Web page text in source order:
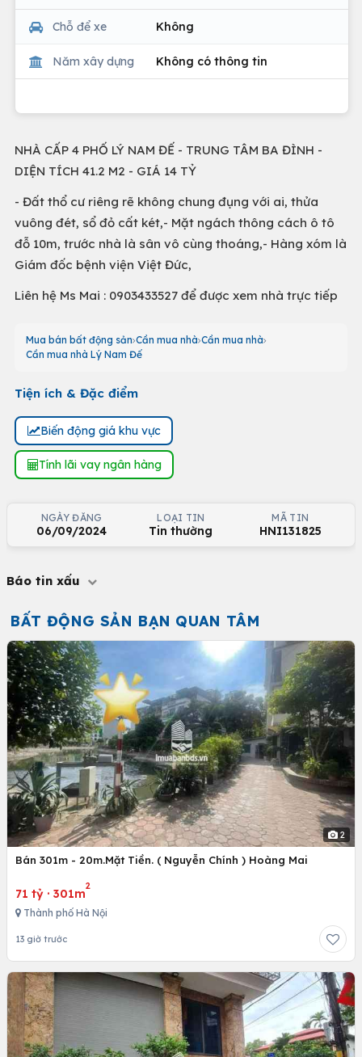
Chỗ để xe Không
Năm xây dựng Không có thông tin
NHÀ CẤP 4 PHỐ LÝ NAM ĐẾ - TRUNG TÂM BA ĐÌNH -
DIỆN TÍCH 41.2 M2 - GIÁ 14 TỶ
- Đất thổ cư riêng rẽ không chung đụng với ai, thửa
vuông đét, sổ đỏ cất két,- Mặt ngách thông cách ô tô
đỗ 10m, trước nhà là sân vô cùng thoáng,- Hàng xóm là
Giám đốc bệnh viện Việt Đức,
Liên hệ Ms Mai : 0903433527 để được xem nhà trực tiếp
Mua bán bất động sản Cần mua nhà Cần mua nhà
Cần mua nhà Lý Nam Đế
Tiện ích & Đặc điểm
Biến động giá khu vực
Tính lãi vay ngân hàng
NGÀY ĐĂNG
06/09/2024
LOẠI TIN
Tin thường
MÃ TIN
HNI131825
Báo tin xấu
BẤT ĐỘNG SẢN BẠN QUAN TÂM
2
Bán 301m - 20m.Mặt Tiền. ( Nguyễn Chính ) Hoàng Mai
71 tỷ · 301m
2
Thành phố Hà Nội
13 giờ trước